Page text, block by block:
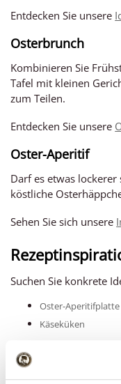
Entdecken Sie unsere
Osterbrunch
Kombinieren Sie
Tafel mit kleinen
zum Teilen.
Entdecken Sie unsere
Oster-Aperitif
Darf es etwas lockerer
köstliche
Sehen Sie sich unsere
Suchen Sie konkrete
Oster-Aperitifplatte
Käseküken
Mit ein paar guten
etwas Besonderes auf